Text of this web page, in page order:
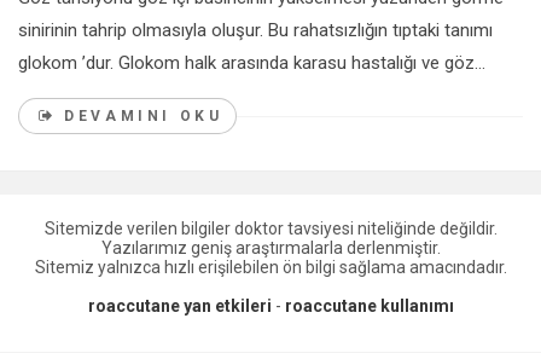
sinirinin tahrip olmasıyla oluşur. Bu rahatsızlığın tıptaki tanımı
glokom ’dur. Glokom halk arasında karasu hastalığı ve göz...
DEVAMINI OKU
Sitemizde verilen bilgiler doktor tavsiyesi niteliğinde değildir.
Yazılarımız geniş araştırmalarla derlenmiştir.
Sitemiz yalnızca hızlı erişilebilen ön bilgi sağlama amacındadır.
roaccutane yan etkileri - roaccutane kullanımı